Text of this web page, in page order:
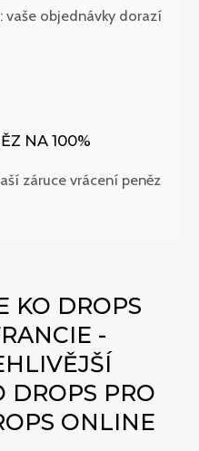
vaše objednávky dorazí
NA 100%
záruce vrácení peněz
KO DROPS
-
DROPS PRO
ONLINE